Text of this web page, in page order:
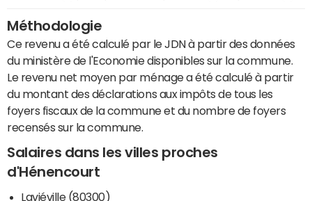
Méthodologie
Ce revenu a été calculé par le JDN à partir des données
du ministère de l'Economie disponibles sur la commune.
Le revenu net moyen par ménage a été calculé à partir
du montant des déclarations aux impôts de tous les
foyers fiscaux de la commune et du nombre de foyers
recensés sur la commune.
Salaires dans les villes proches
d'Hénencourt
Laviéville (80300)